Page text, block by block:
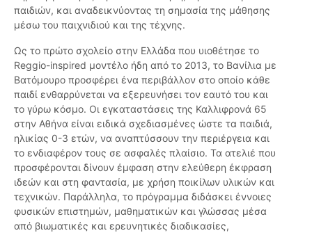
παιδιών, και αναδεικνύοντας τη σημασία της μάθησης
μέσω του παιχνιδιού και της τέχνης.
Ως το πρώτο σχολείο στην Ελλάδα που υιοθέτησε το
Reggio-inspired μοντέλο ήδη από το 2013, το Βανίλια με
Βατόμουρο προσφέρει ένα περιβάλλον στο οποίο κάθε
παιδί ενθαρρύνεται να εξερευνήσει τον εαυτό του και
το γύρω κόσμο. Οι εγκαταστάσεις της Καλλιφρονά 65
στην Αθήνα είναι ειδικά σχεδιασμένες ώστε τα παιδιά,
ηλικίας 0-3 ετών, να αναπτύσσουν την περιέργεια και
το ενδιαφέρον τους σε ασφαλές πλαίσιο. Τα ατελιέ που
προσφέρονται δίνουν έμφαση στην ελεύθερη έκφραση
ιδεών και στη φαντασία, με χρήση ποικίλων υλικών και
τεχνικών. Παράλληλα, το πρόγραμμα διδάσκει έννοιες
φυσικών επιστημών, μαθηματικών και γλώσσας μέσα
από βιωματικές και ερευνητικές διαδικασίες,